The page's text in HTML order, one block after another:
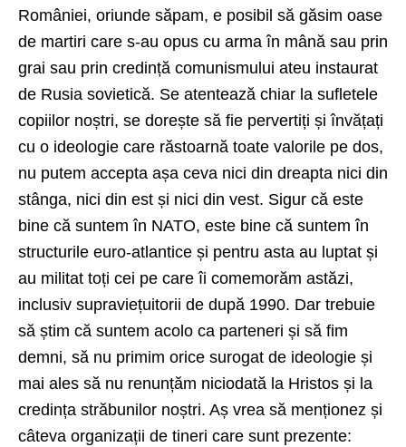
României, oriunde săpam, e posibil să găsim oase
de martiri care s-au opus cu arma în mână sau prin
grai sau prin credință comunismului ateu instaurat
de Rusia sovietică. Se atentează chiar la sufletele
copiilor noștri, se dorește să fie pervertiți și învățați
cu o ideologie care răstoarnă toate valorile pe dos,
nu putem accepta așa ceva nici din dreapta nici din
stânga, nici din est și nici din vest. Sigur că este
bine că suntem în NATO, este bine că suntem în
structurile euro-atlantice și pentru asta au luptat și
au militat toți cei pe care îi comemorăm astăzi,
inclusiv supraviețuitorii de după 1990. Dar trebuie
să știm că suntem acolo ca parteneri și să fim
demni, să nu primim orice surogat de ideologie și
mai ales să nu renunțăm niciodată la Hristos și la
credința străbunilor noștri. Aș vrea să menționez și
câteva organizații de tineri care sunt prezente: